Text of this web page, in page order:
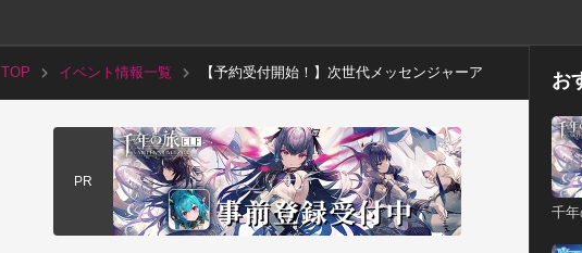
TOP イベント情報一覧
【予約受付開始！】次世代メッセンジャーア
PR
お
千